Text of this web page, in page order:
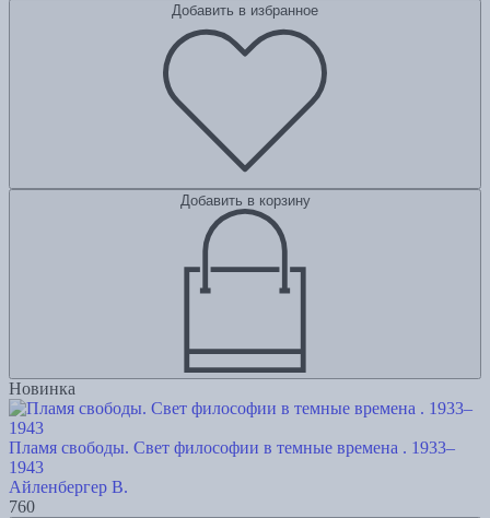
Добавить в избранное
Добавить в корзину
Новинка
Пламя свободы. Свет философии в темные времена . 1933–
1943
Айленбергер В.
760